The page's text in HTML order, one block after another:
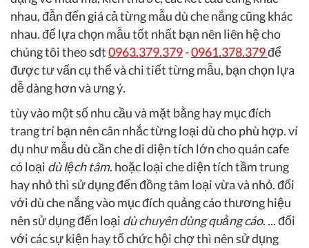
nhau, đẫn đến giá cả từng mẫu dù che nắng cũng khác
nhau. để lựa chọn mẫu tốt nhất bạn nên liên hệ cho
chúng tôi theo sdt0963.379.379-0961.378.379để
được tư vấn cụ thể và chi tiết từng mẫu, bạn chọn lựa
dễ dàng hơn và ưng ý.
tùy vào một số nhu cầu và mặt bằng hay mục đích
trang trí bạn nên cân nhắc từng loại dù cho phù hợp. ví
dụ như mẫu dù cần che di diện tích lớn cho quán cafe
có loại dù lệch tâm. hoặc loại che diện tích tầm trung
hay nhỏ thì sử dụng đến đồng tâm loại vừa và nhỏ. đối
với dù che nắng vào mục đích quảng cáo thương hiệu
nên sử dụng đến loại dù chuyên dùng quảng cáo. ... đối
với các sự kiện hay tổ chức hội chợ thì nên sử dụng